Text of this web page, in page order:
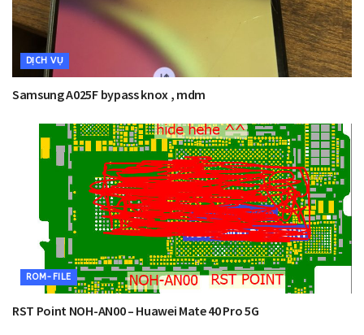
DỊCH VỤ
Samsung A025F bypass knox , mdm
ROM-FILE
RST Point NOH-AN00 – Huawei Mate 40 Pro 5G